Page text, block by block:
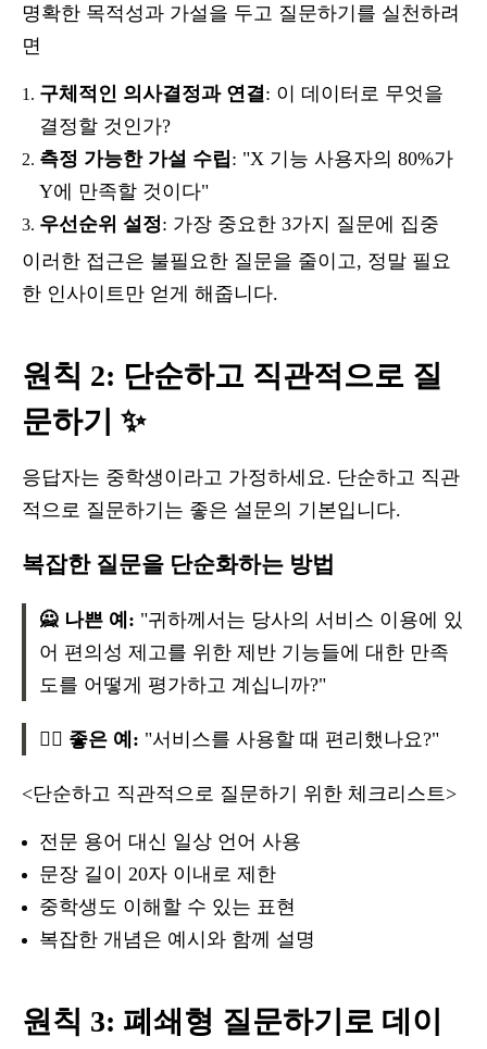
명확한 목적성과 가설을 두고 질문하기를 실천하려
면
구체적인 의사결정과 연결: 이 데이터로 무엇을
결정할 것인가?
측정 가능한 가설 수립: "X 기능 사용자의 80%가
Y에 만족할 것이다"
우선순위 설정: 가장 중요한 3가지 질문에 집중
이러한 접근은 불필요한 질문을 줄이고, 정말 필요
한 인사이트만 얻게 해줍니다.
원칙 2: 단순하고 직관적으로 질
문하기 ✨
응답자는 중학생이라고 가정하세요. 단순하고 직관
적으로 질문하기는 좋은 설문의 기본입니다.
복잡한 질문을 단순화하는 방법
🙅 나쁜 예: "귀하께서는 당사의 서비스 이용에 있
어 편의성 제고를 위한 제반 기능들에 대한 만족
도를 어떻게 평가하고 계십니까?"
🙆‍♂️ 좋은 예: "서비스를 사용할 때 편리했나요?"
<단순하고 직관적으로 질문하기 위한 체크리스트>
전문 용어 대신 일상 언어 사용
문장 길이 20자 이내로 제한
중학생도 이해할 수 있는 표현
복잡한 개념은 예시와 함께 설명
원칙 3: 폐쇄형 질문하기로 데이